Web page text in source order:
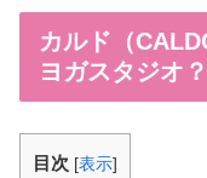
カルド（
ヨガスタジオ？
目次 [表示]